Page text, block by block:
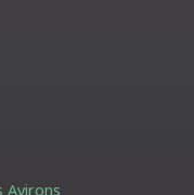
Avirons